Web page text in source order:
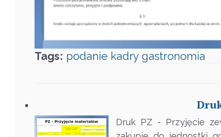
Tags: podanie kadry gastronomia
Druk PZ - Przyjęcie